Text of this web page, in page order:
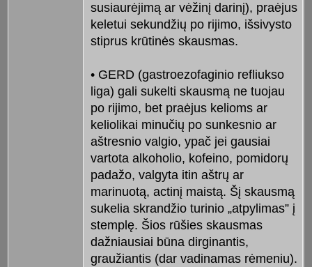
susiaurėjimą ar vėžinį darinį), praėjus
keletui sekundžių po rijimo, išsivysto
stiprus krūtinės skausmas.
• GERD (gastroezofaginio refliukso
liga) gali sukelti skausmą ne tuojau
po rijimo, bet praėjus kelioms ar
keliolikai minučių po sunkesnio ar
aštresnio valgio, ypač jei gausiai
vartota alkoholio, kofeino, pomidorų
padažo, valgyta itin aštrų ar
marinuotą, actinį maistą. Šį skausmą
sukelia skrandžio turinio „atpylimas” į
stemplę. Šios rūšies skausmas
dažniausiai būna dirginantis,
graužiantis (dar vadinamas rėmeniu).